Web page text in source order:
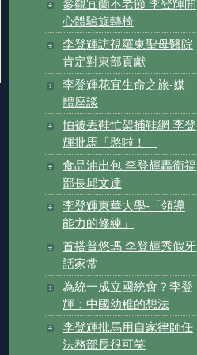
參觀宜蘭不老節 李登輝開
心體驗旋轉椅
李登輝訪視羅東聖母醫院
肯定對東部貢獻
李登輝花宜生命之旅-媒
體座談
怕被丟鞋忙架捕鞋網 李登
輝批馬「憨啦！」
食品油出包 李登輝轟衛福
部長邱文達
李登輝東華大學-「領導
能力的修練」
首搭普悠瑪 李登輝秀假牙
話家常
為統一成立國統會？李登
輝：中國幼稚的想法
李登輝批馬用自家律師任
法務部長很可笑